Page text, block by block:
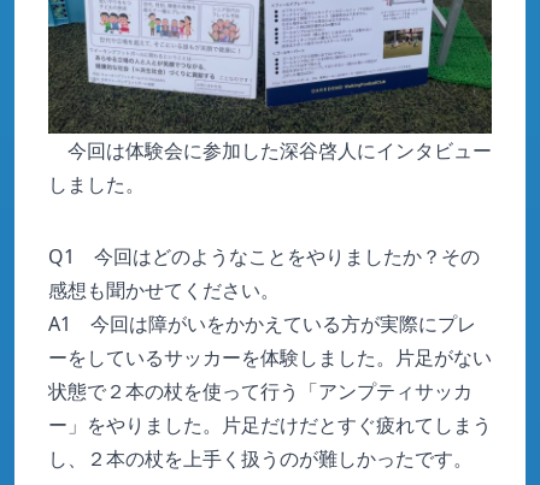
今回は体験会に参加した深谷啓人にインタビュー
しました。
Q1 今回はどのようなことをやりましたか？その
感想も聞かせてください。
A1 今回は障がいをかかえている方が実際にプレ
ーをしているサッカーを体験しました。片足がない
状態で２本の杖を使って行う「アンプティサッカ
ー」をやりました。片足だけだとすぐ疲れてしまう
し、２本の杖を上手く扱うのが難しかったです。